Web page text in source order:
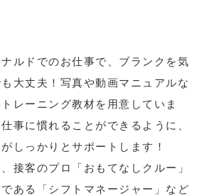
ルドでのお仕事で、ブランクを気
大丈夫！写真や動画マニュアルな
レーニング教材を用意していま
事に慣れることができるように、
しっかりとサポートします！
接客のプロ「おもてなしクルー」
ある「シフトマネージャー」など